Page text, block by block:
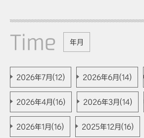
Time 年月
2026年7月(12) 2026年6月(14)
2026年4月(16) 2026年3月(14)
2026年1月(16) 2025年12月(16)